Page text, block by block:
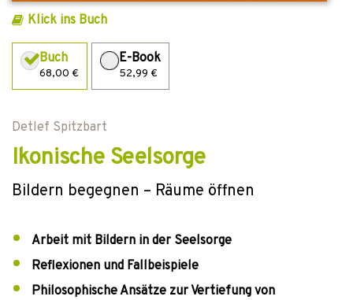
Klick ins Buch
Buch
68,00 €
E-Book
52,99 €
Detlef Spitzbart
Ikonische Seelsorge
Bildern begegnen – Räume öffnen
Arbeit mit Bildern in der Seelsorge
Reflexionen und Fallbeispiele
Philosophische Ansätze zur Vertiefung von